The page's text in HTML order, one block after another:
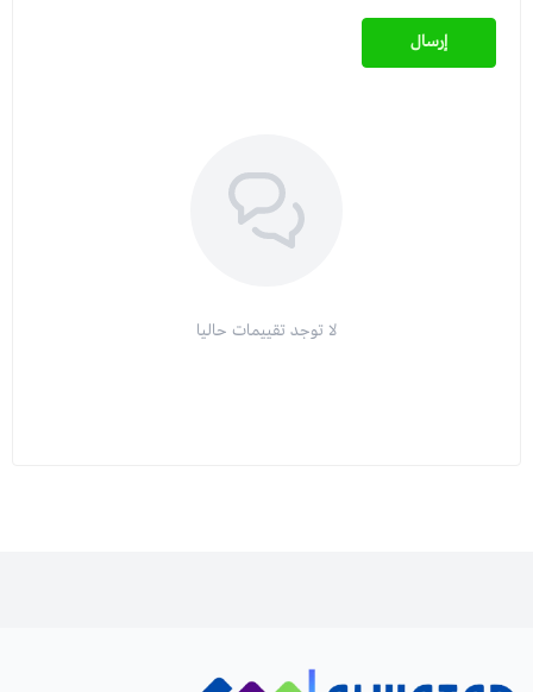
إرسال
لا توجد تقييمات حاليا